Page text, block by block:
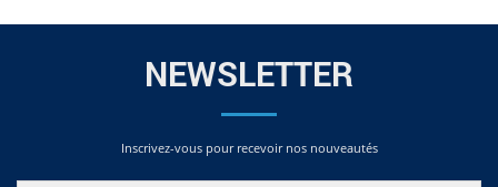
NEWSLETTER
Inscrivez-vous pour recevoir nos nouveautés